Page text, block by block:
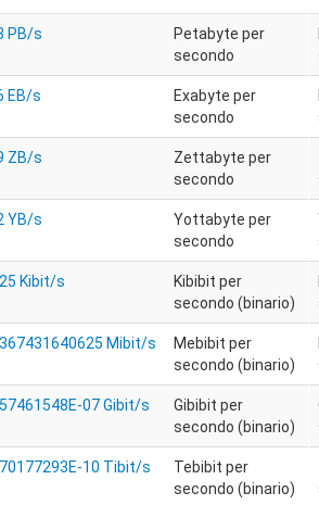
PB/s
Petabyte per
secondo
EB/s
Exabyte per
secondo
ZB/s
Zettabyte per
secondo
YB/s
Yottabyte per
secondo
Kibit/s
Kibibit per
secondo (binario)
Mibit/s
Mebibit per
secondo (binario)
07 Gibit/s
Gibibit per
secondo (binario)
10 Tibit/s
Tebibit per
secondo (binario)